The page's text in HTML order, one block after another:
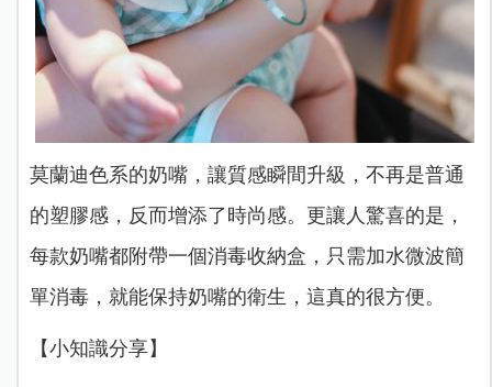
莫蘭迪色系的奶嘴，讓質感瞬間升級，不再是普通
的塑膠感，反而增添了時尚感。更讓人驚喜的是，
每款奶嘴都附帶一個消毒收納盒，只需加水微波簡
單消毒，就能保持奶嘴的衛生，這真的很方便。
【小知識分享】